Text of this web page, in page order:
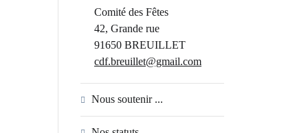
Comité des Fêtes
42, Grande rue
91650 BREUILLET
cdf.breuillet@gmail.com
Nous soutenir ...